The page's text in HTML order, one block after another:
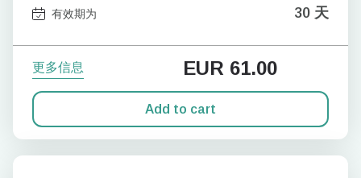
有效期为 30 天
更多信息 EUR 61.00
Add to cart